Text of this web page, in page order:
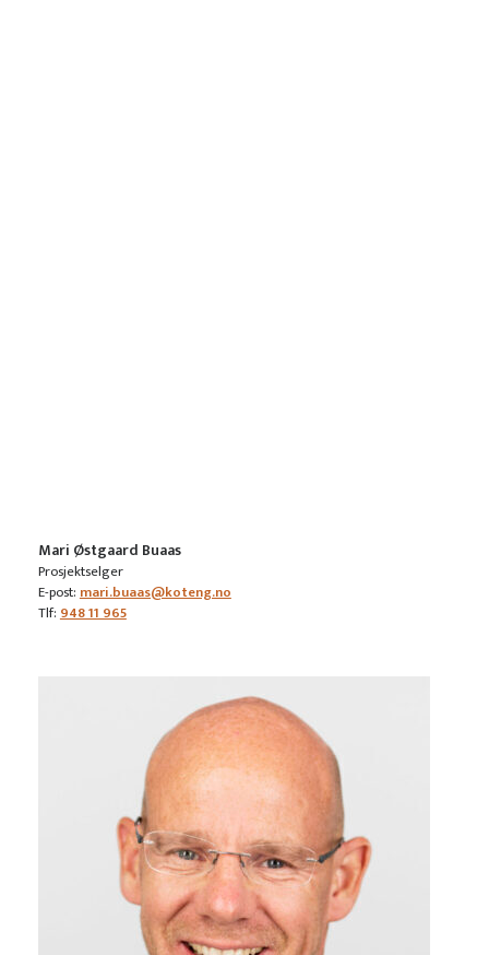
Mari Østgaard Buaas
Prosjektselger
E-post:mari.buaas@koteng.no
Tlf:948 11 965